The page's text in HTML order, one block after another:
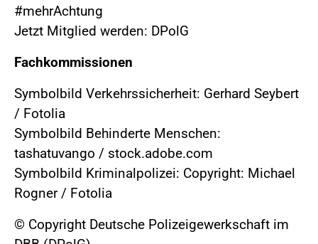
#mehrAchtung
Jetzt Mitglied werden: DPolG
Fachkommissionen
Symbolbild Verkehrssicherheit: Gerhard Seybert
/ Fotolia
Symbolbild Behinderte Menschen:
tashatuvango / stock.adobe.com
Symbolbild Kriminalpolizei: Copyright: Michael
Rogner / Fotolia
© Copyright Deutsche Polizeigewerkschaft im